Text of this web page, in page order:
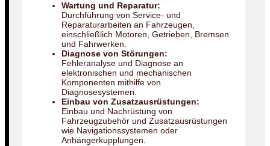
Wartung und Reparatur:
Durchführung von Service- und
Reparaturarbeiten an Fahrzeugen,
einschließlich Motoren, Getrieben, Bremsen
und Fahrwerken.
Diagnose von Störungen:
Fehleranalyse und Diagnose an
elektronischen und mechanischen
Komponenten mithilfe von
Diagnosesystemen.
Einbau von Zusatzausrüstungen:
Einbau und Nachrüstung von
Fahrzeugzubehör und Zusatzausrüstungen
wie Navigationssystemen oder
Anhängerkupplungen.